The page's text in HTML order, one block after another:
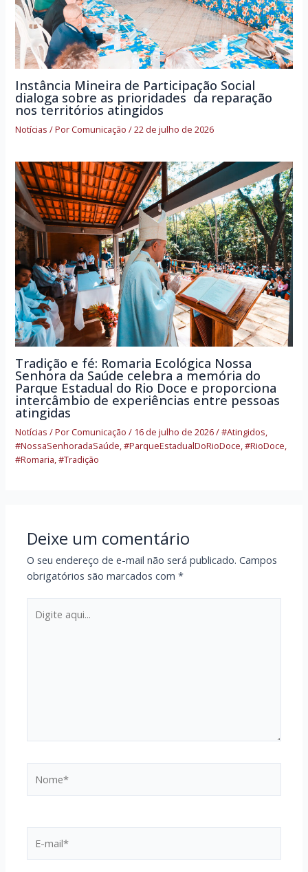
Instância Mineira de Participação Social
dialoga sobre as prioridades da reparação
nos territórios atingidos
Notícias / PorComunicação/22 de julho de 2026
Tradição e fé: Romaria Ecológica Nossa
Senhora da Saúde celebra a memória do
Parque Estadual do Rio Doce e proporciona
intercâmbio de experiências entre pessoas
atingidas
Notícias / PorComunicação/ 16 de julho de 2026/#Atingidos,
#NossaSenhoradaSaúde,#ParqueEstadualDoRioDoce,#RioDoce,
#Romaria,#Tradição
Deixe um comentário
O seu endereço de e-mail não será publicado. Campos
obrigatórios são marcados com*
aqui...
mail*